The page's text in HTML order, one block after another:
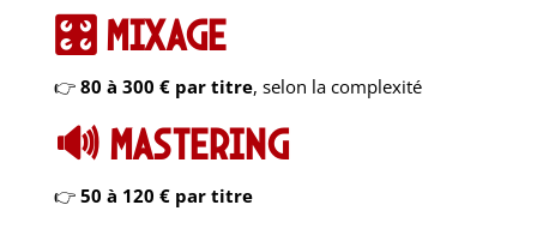
🎛️ Mixage
👉 80 à 300 € par titre, selon la complexité
🔊 Mastering
👉 50 à 120 € par titre